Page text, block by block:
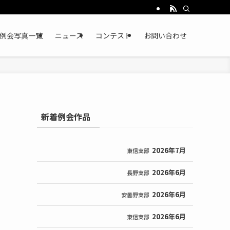
例会写真一覧 ニュース コンテスト お問い合わせ
新着例会作品
2026年7月
東信支部
2026年6月
長野支部
2026年6月
安曇野支部
2026年6月
東信支部